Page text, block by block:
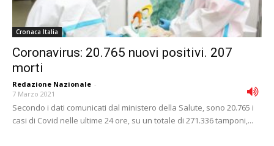
Cronaca Italia
Coronavirus: 20.765 nuovi positivi. 207
morti
Redazione Nazionale -
7 Marzo 2021
Secondo i dati comunicati dal ministero della Salute, sono 20.765 i
casi di Covid nelle ultime 24 ore, su un totale di 271.336 tamponi,...